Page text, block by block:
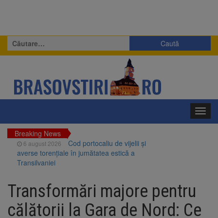
Caută
după:
Breaking News
6 august 2026
Cod portocaliu de vijelii și
averse torențiale în jumătatea estică a
Transilvaniei
după ce și-ar fi agresat soția de două ori în
câteva zile
6 august 2026
Urmele atelajului i-au condus
pe polițiști la cioate. Bărbat prins în pădure la
Transformări majore pentru
călătorii la Gara de Nord: Ce